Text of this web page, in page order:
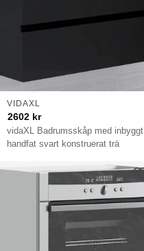
vidaXL Badrumsskåp med inbyggt
handfat svart konstruerat trä
VIDAXL
2602 kr